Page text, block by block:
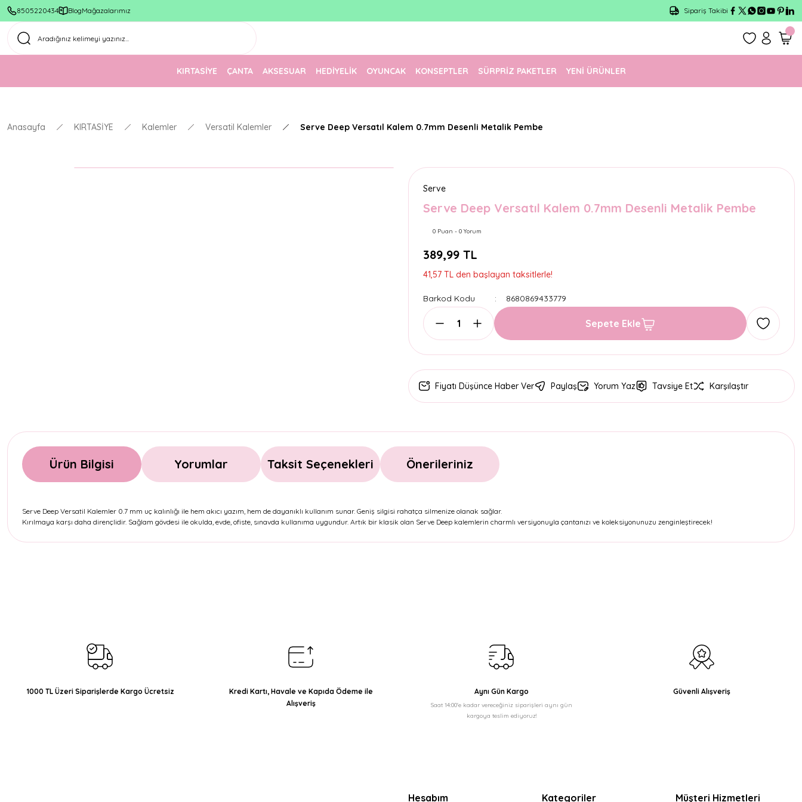
8505220434 BlogMağazalarımız
1500 TL Üzeri Ücretsiz Kargo
Sipariş Takibi
KIRTASİYE ÇANTA AKSESUAR HEDİYELİK OYUNCAK KONSEPTLER SÜRPRİZ PAKETLER YENİ ÜRÜNLER
Anasayfa KIRTASİYE Kalemler Versatil Kalemler Serve Deep Versatıl Kalem 0.7mm Desenli Metalik Pembe
Serve
Serve Deep Versatıl Kalem 0.7mm Desenli Metalik Pembe
0 Puan - 0 Yorum
389,99 TL
41,57 TL den başlayan taksitlerle!
Barkod Kodu 8680869433779
Sepete Ekle
Fiyatı Düşünce Haber Ver Paylaş Yorum Yaz Tavsiye Et Karşılaştır
Ürün Bilgisi Yorumlar Taksit Seçenekleri Önerileriniz
Serve Deep Versatil Kalemler 0.7 mm uç kalınlığı ile hem akıcı yazım, hem de dayanıklı kullanım sunar. Geniş silgisi rahatça silmenize olanak sağlar.
Kırılmaya karşı daha dirençlidir. Sağlam gövdesi ile okulda, evde, ofiste, sınavda kullanıma uygundur. Artık bir klasik olan Serve Deep kalemlerin charmlı versiyonuyla çantanızı ve koleksiyonunuzu zenginleştirecek!
Ürün fiyatı diğer sitelerden daha pahalı.
Bu ürüne benzer farklı alternatifler olmalı.
1000 TL Üzeri Siparişlerde Kargo Ücretsiz
Kredi Kartı, Havale ve Kapıda Ödeme ile
Alışveriş
Aynı Gün Kargo
Saat 14:00'e kadar vereceğiniz siparişleri aynı gün
kargoya teslim ediyoruz!
Güvenli Alışveriş
Hesabım Kategoriler Müşteri Hizmetleri